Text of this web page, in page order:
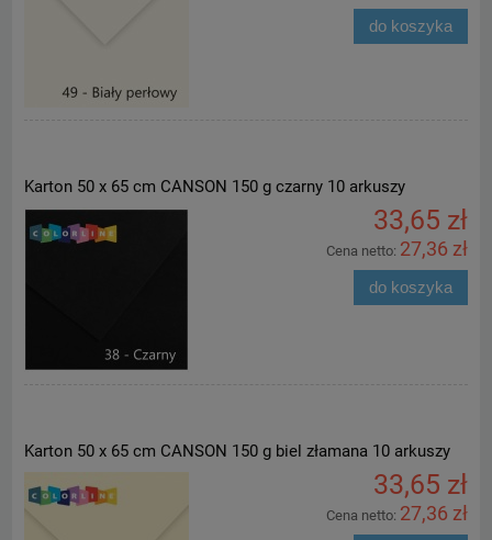
do koszyka
Karton 50 x 65 cm CANSON 150 g czarny 10 arkuszy
33,65 zł
Cena netto: 27,36 zł
do koszyka
Karton 50 x 65 cm CANSON 150 g biel złamana 10 arkuszy
33,65 zł
Cena netto: 27,36 zł